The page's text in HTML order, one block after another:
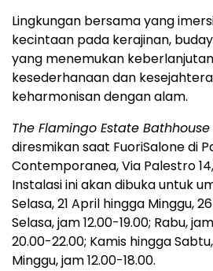
Lingkungan bersama yang
kecintaan pada kerajinan,
yang menemukan
kesederhanaan dan
keharmonisan dengan alam.
The Flamingo Estate
diresmikan saat FuoriSalone di
Contemporanea, Via Palestro 14,
Instalasi ini akan dibuka untuk
Selasa, 21 April hingga Minggu,
Selasa, jam 12.00-19.00; Rabu,
20.00-22.00; Kamis hingga
Minggu, jam 12.00-18.00.